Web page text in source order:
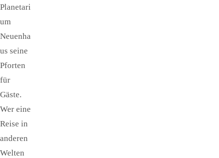
Planetari
um
Neuenha
us seine
Pforten
für
Gäste.
Wer eine
Reise in
anderen
Welten